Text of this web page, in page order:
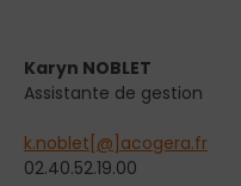
Karyn NOBLET
Assistante de gestion
k.noblet[@]acogera.fr
02.40.52.19.00